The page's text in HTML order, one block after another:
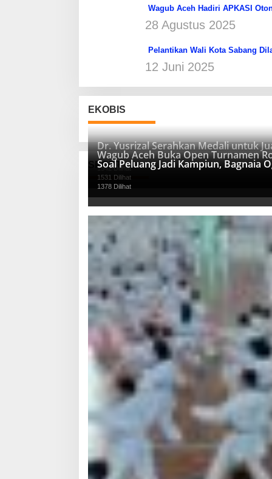
Wagub Aceh Hadiri APKASI
28 Agustus 2025
Pelantikan Wali Kota Sabang
12 Juni 2025
EKOBIS
SPORT
Dr. Yusrizal Serahkan Medali untuk
1542 Dilihat
Wagub Aceh Buka Open Turnamen
1531 Dilihat
Soal Peluang Jadi Kampiun, Bagnaia
1378 Dilihat